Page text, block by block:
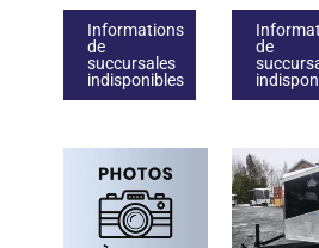
Informations
de
succursales
indisponibles
de